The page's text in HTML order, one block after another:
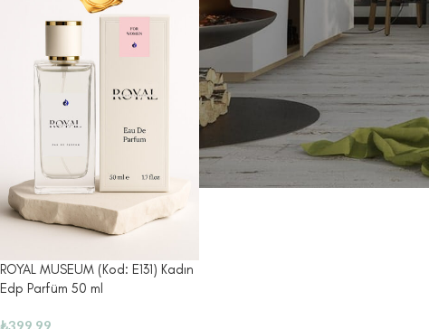
ROYAL MUSEUM (Kod: E131) Kadın
Edp Parfüm 50 ml
₺399,99